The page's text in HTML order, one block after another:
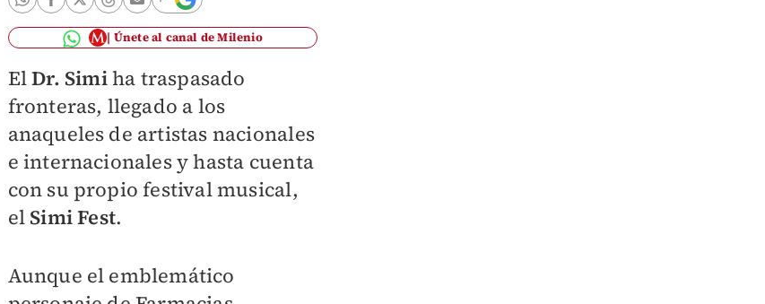
Únete al canal de Milenio
ElDr. Simiha traspasado
fronteras, llegado a los
anaqueles de artistas nacionales
e internacionales y hasta cuenta
con su propio festival musical,
el Simi Fest.
Aunque el emblemático